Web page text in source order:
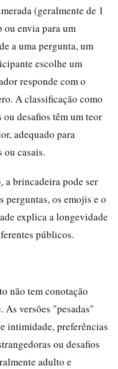
(geralmente de 1
ou envia para um
a uma pergunta, um
escolhe um
responde com o
A classificação como
desafios têm um teor
adequado para
ou casais.
, a brincadeira pode ser
perguntas, os emojis e o
explica a longevidade
públicos.
não tem conotação
As versões "pesadas"
intimidade, preferências
ou desafios
adulto e